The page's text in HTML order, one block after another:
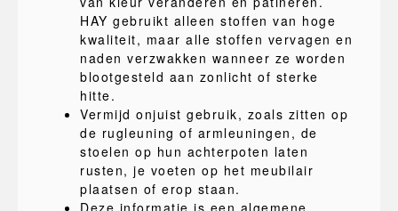
HAY gebruikt alleen stoffen van hoge
kwaliteit, maar alle stoffen vervagen en
naden verzwakken wanneer ze worden
blootgesteld aan zonlicht of sterke
hitte.
Vermijd onjuist gebruik, zoals zitten op
de rugleuning of armleuningen, de
stoelen op hun achterpoten laten
rusten, je voeten op het meubilair
plaatsen of erop staan.
Deze informatie is een algemene